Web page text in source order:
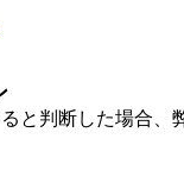
と判断した場合